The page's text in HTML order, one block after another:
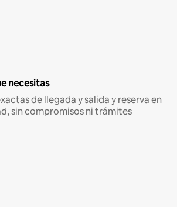
necesitas
de llegada y salida y reserva en
sin compromisos ni trámites